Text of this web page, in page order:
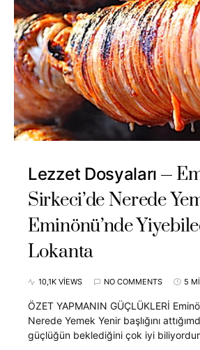
Lezzet Dosyaları
Sirkeci’de Nerede
Eminönü’nde
Lokanta
10,1K VIEWS NO COMMENTS 5
ÖZET YAPMANIN GÜÇLÜKLERİ
Nerede Yemek Yenir başlığını
güçlüğün beklediğini çok iyi